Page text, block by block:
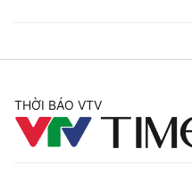
THỜI BÁO VTV